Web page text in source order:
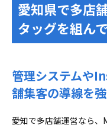
愛知県で多店
タッグを組ん
管理システムや
舗集客の導線を
愛知で多店舗運営なら、